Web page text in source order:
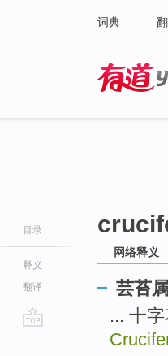
词典
目录
释义
翻译
网络释义
芸苔
... 十